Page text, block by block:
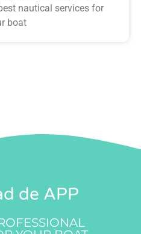
nautical services for
boat
de APP